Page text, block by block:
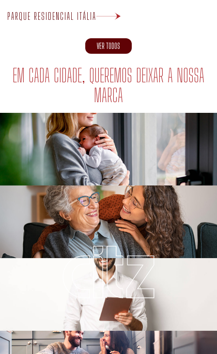
PARQUE RESIDENCIAL ITÁLIA
VER TODOS
EM CADA CIDADE, QUEREMOS DEIXAR A NOSSA
MARCA